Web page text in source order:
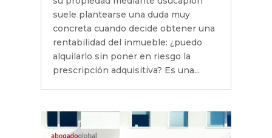
suele plantearse una duda muy
concreta cuando decide obtener una
rentabilidad del inmueble: ¿puedo
alquilarlo sin poner en riesgo la
prescripción adquisitiva? Es una...